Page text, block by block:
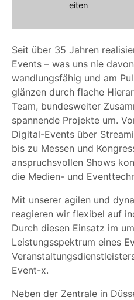
Seit über 35 Jahren
Events – was uns nie
wandlungsfähig und am
glänzen durch flache
Team, bundesweiter
spannende Projekte um.
Digital-Events über
bis zu Messen und
anspruchsvollen Shows
die Medien- und
Mit unserer agilen und
reagieren wir flexibel auf
Durch diesen Einsatz im
Leistungsspektrum eines
Event-x.
Neben der Zentrale in
eiten